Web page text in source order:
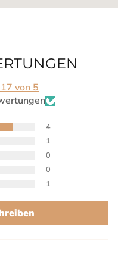
von 5
4
1
0
0
1